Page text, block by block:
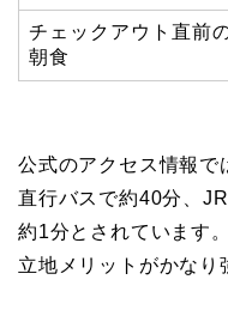
チェックアウト直前
朝食
公式のアクセス情報で
直行バスで約40分、
約1分とされています
立地メリットがかなり